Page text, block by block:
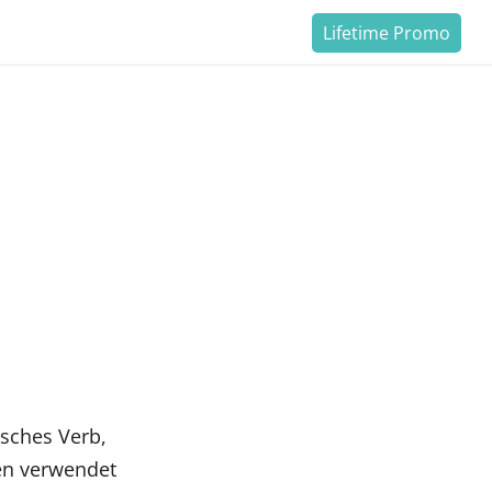
Lifetime Promo
Verb,
verwendet